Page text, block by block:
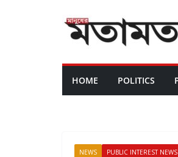
HOME POLITICS
NEWS PUBLIC INTEREST NEWS